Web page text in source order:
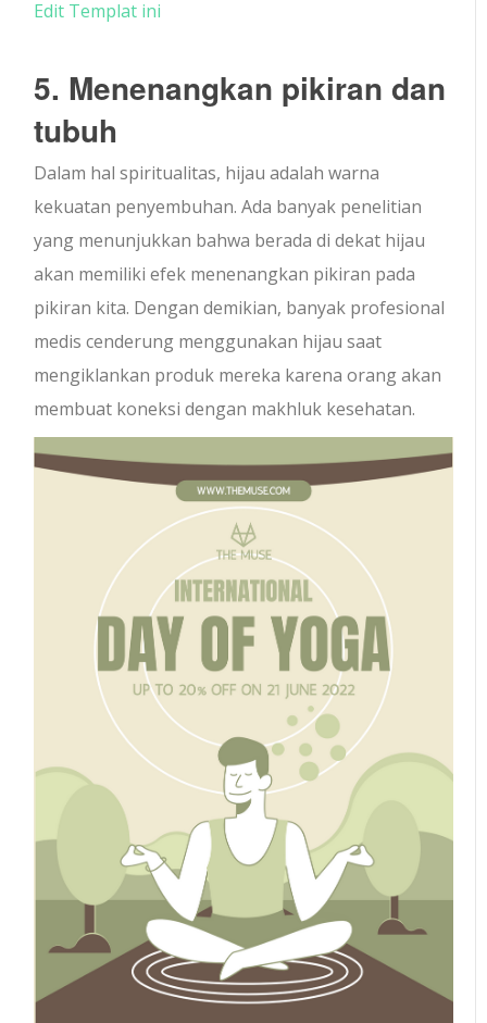
Edit Templat ini
5. Menenangkan pikiran dan
tubuh
Dalam hal spiritualitas, hijau adalah warna
kekuatan penyembuhan. Ada banyak penelitian
yang menunjukkan bahwa berada di dekat hijau
akan memiliki efek menenangkan pikiran pada
pikiran kita. Dengan demikian, banyak profesional
medis cenderung menggunakan hijau saat
mengiklankan produk mereka karena orang akan
membuat koneksi dengan makhluk kesehatan.